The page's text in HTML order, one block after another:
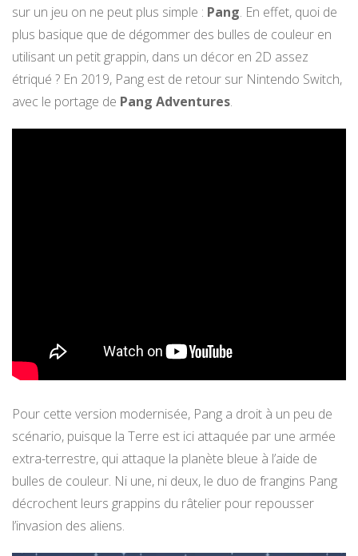
sur un jeu on ne peut plus simple : Pang. En effet, quoi de
plus basique que de dégommer des bulles de couleur en
utilisant un petit grappin, dans un décor en 2D assez
étriqué ? En 2019, Pang est de retour sur Nintendo Switch,
avec le portage de Pang Adventures.
Pour cette version modernisée, Pang a droit à un peu de
scénario, puisque la Terre est ici attaquée par une armée
extra-terrestre, qui attaque la planète bleue à l’aide de
bulles de couleur. Ni une, ni deux, le duo de frangins Pang
décrochent leurs grappins du râtelier pour repousser
l’invasion des aliens.